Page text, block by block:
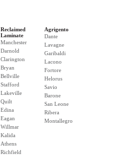
Reclaimed
Laminate
Manchester
Darnold
Clarington
Bryan
Bellville
Stafford
Lakeville
Quilt
Edina
Eagan
Willmar
Kalida
Athens
Richfield
Agrigento
Dante
Lavagne
Garibaldi
Lacono
Fortore
Helorus
Savio
Barone
San Leone
Ribera
Montallegro